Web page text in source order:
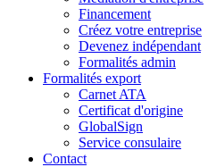
Financement
Créez votre entreprise
Devenez indépendant
Formalités admin
Formalités export
Carnet ATA
Certificat d'origine
GlobalSign
Service consulaire
Contact